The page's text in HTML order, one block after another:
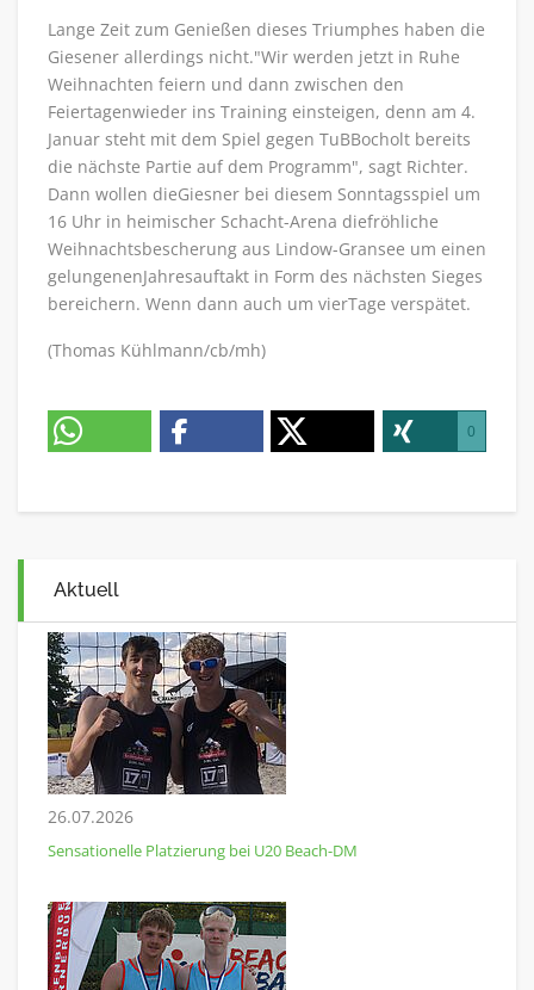
Lange Zeit zum Genießen dieses Triumphes haben die
Giesener allerdings nicht."Wir werden jetzt in Ruhe
Weihnachten feiern und dann zwischen den
Feiertagenwieder ins Training einsteigen, denn am 4.
Januar steht mit dem Spiel gegen TuBBocholt bereits
die nächste Partie auf dem Programm", sagt Richter.
Dann wollen dieGiesner bei diesem Sonntagsspiel um
16 Uhr in heimischer Schacht-Arena diefröhliche
Weihnachtsbescherung aus Lindow-Gransee um einen
gelungenenJahresauftakt in Form des nächsten Sieges
bereichern. Wenn dann auch um vierTage verspätet.
(Thomas Kühlmann/cb/mh)
0
Aktuell
26.07.2026
Sensationelle Platzierung bei U20 Beach-DM